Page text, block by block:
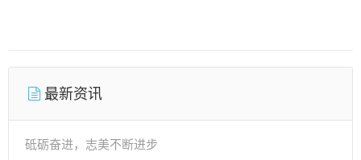
最新资讯
砥砺奋进，志美不断进步